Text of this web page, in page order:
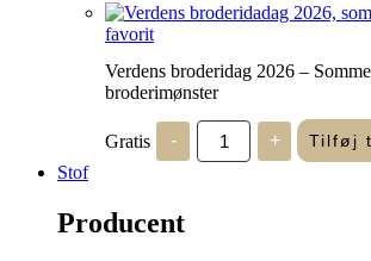
favorit
Verdens broderidag 2026 –
broderimønster
Gratis -
Verdens
broderidag
2026
+ Tilføj
Stof
Producent